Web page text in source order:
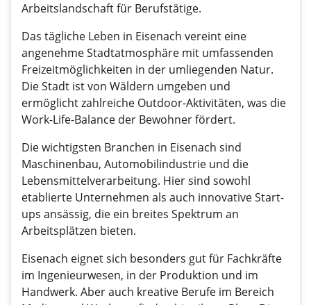
Arbeitslandschaft für Berufstätige.
Das tägliche Leben in Eisenach vereint eine
angenehme Stadtatmosphäre mit umfassenden
Freizeitmöglichkeiten in der umliegenden Natur.
Die Stadt ist von Wäldern umgeben und
ermöglicht zahlreiche Outdoor-Aktivitäten, was die
Work-Life-Balance der Bewohner fördert.
Die wichtigsten Branchen in Eisenach sind
Maschinenbau, Automobilindustrie und die
Lebensmittelverarbeitung. Hier sind sowohl
etablierte Unternehmen als auch innovative Start-
ups ansässig, die ein breites Spektrum an
Arbeitsplätzen bieten.
Eisenach eignet sich besonders gut für Fachkräfte
im Ingenieurwesen, in der Produktion und im
Handwerk. Aber auch kreative Berufe im Bereich